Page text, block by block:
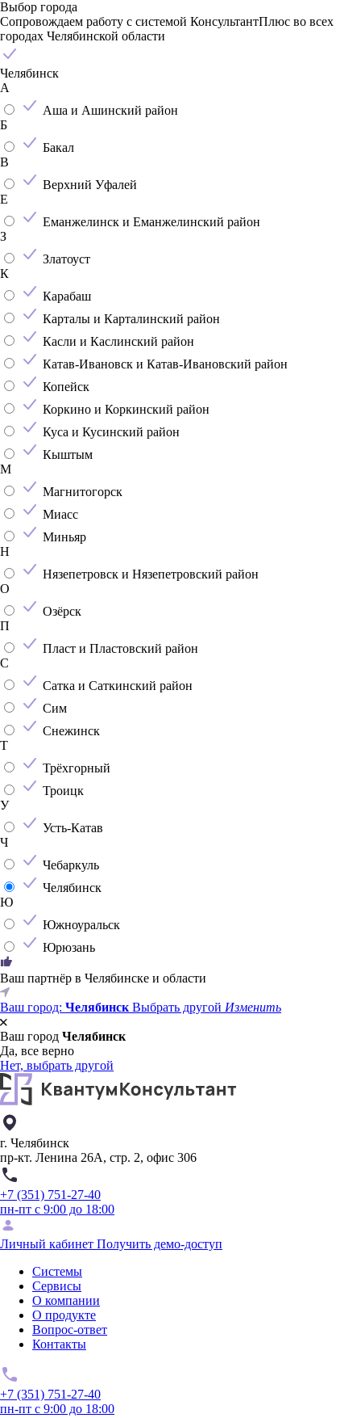
Выбор города
Сопровождаем работу с системой КонсультантПлюс во всех
городах Челябинской области
Челябинск
А
Аша и Ашинский район
Б
Бакал
В
Верхний Уфалей
Е
Еманжелинск и Еманжелинский район
З
Златоуст
К
Карабаш
Карталы и Карталинский район
Касли и Каслинский район
Катав-Ивановск и Катав-Ивановский район
Копейск
Коркино и Коркинский район
Куса и Кусинский район
Кыштым
М
Магнитогорск
Миасс
Миньяр
Н
Нязепетровск и Нязепетровский район
О
Озёрск
П
Пласт и Пластовский район
С
Сатка и Саткинский район
Сим
Снежинск
Т
Трёхгорный
Троицк
У
Усть-Катав
Ч
Чебаркуль
Челябинск
Ю
Южноуральск
Юрюзань
Ваш партнёр в Челябинске и области
Ваш город: Челябинск Выбрать другой Изменить
Ваш город Челябинск
Да, все верно
Нет, выбрать другой
г. Челябинск
пр-кт. Ленина 26А, стр. 2, офис 306
+7 (351) 751-27-40
пн-пт с 9:00 до 18:00
Личный кабинет Получить демо-доступ
Системы
Сервисы
О компании
О продукте
Вопрос-ответ
Контакты
+7 (351) 751-27-40
пн-пт с 9:00 до 18:00